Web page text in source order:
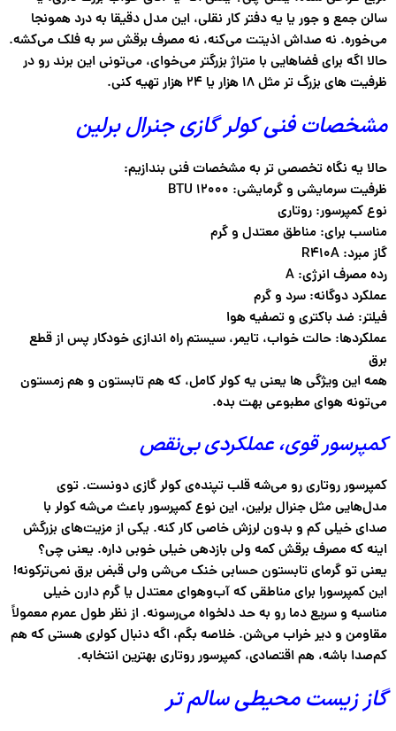
سالن جمع و جور یا یه دفتر کار نقلی، این مدل دقیقا به درد همونجا
می‌خوره. نه صداش اذیتت می‌کنه، نه مصرف برقش سر به فلک می‌کشه.
حالا اگه برای فضاهایی با متراژ بزرگتر می‌خوای، می‌تونی این برند رو در
ظرفیت های بزرگ تر مثل ۱۸ هزار یا ۲۴ هزار تهیه کنی.
مشخصات فنی کولر گازی جنرال برلین
حالا یه نگاه تخصصی تر به مشخصات فنی بندازیم:
ظرفیت سرمایشی و گرمایشی: 12000 BTU
نوع کمپرسور: روتاری
مناسب برای: مناطق معتدل و گرم
گاز مبرد: R410A
رده مصرف انرژی: A
عملکرد دوگانه: سرد و گرم
فیلتر: ضد باکتری و تصفیه هوا
عملکردها: حالت خواب، تایمر، سیستم راه اندازی خودکار پس از قطع
برق
همه این ویژگی ها یعنی یه کولر کامل، که هم تابستون و هم زمستون
می‌تونه هوای مطبوعی بهت بده.
کمپرسور قوی، عملکردی بی‌نقص
کمپرسور روتاری رو می‌شه قلب تپنده‌ی کولر گازی دونست. توی
مدل‌هایی مثل جنرال برلین، این نوع کمپرسور باعث می‌شه کولر با
صدای خیلی کم و بدون لرزش خاصی کار کنه. یکی از مزیت‌های بزرگش
اینه کهمصرف برقش کمه ولی بازدهی خیلی خوبی داره. یعنی چی؟
یعنی تو گرمای تابستون حسابی خنک می‌شی ولی قبض برق نمی‌ترکونه!
این کمپرسورا برای مناطقی که آب‌وهوای معتدل یا گرم دارن خیلی
مناسبه و سریع دما رو به حد دلخواه می‌رسونه. از نظر طول عمرم معمولاً
مقاومن و دیر خراب می‌شن. خلاصه بگم، اگه دنبال کولری هستی که هم
کم‌صدا باشه، هم اقتصادی، کمپرسور روتاری بهترین انتخابه.
گاز زیست محیطی سالم تر